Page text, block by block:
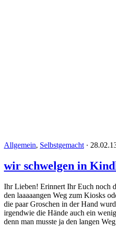
Allgemein, Selbstgemacht ·
wir schwelgen in
Ihr Lieben! Erinnert Ihr Euch noch
den laaaaangen Weg zum Kiosks
die paar Groschen in der Hand
irgendwie die Hände auch ein
denn man musste ja den langen